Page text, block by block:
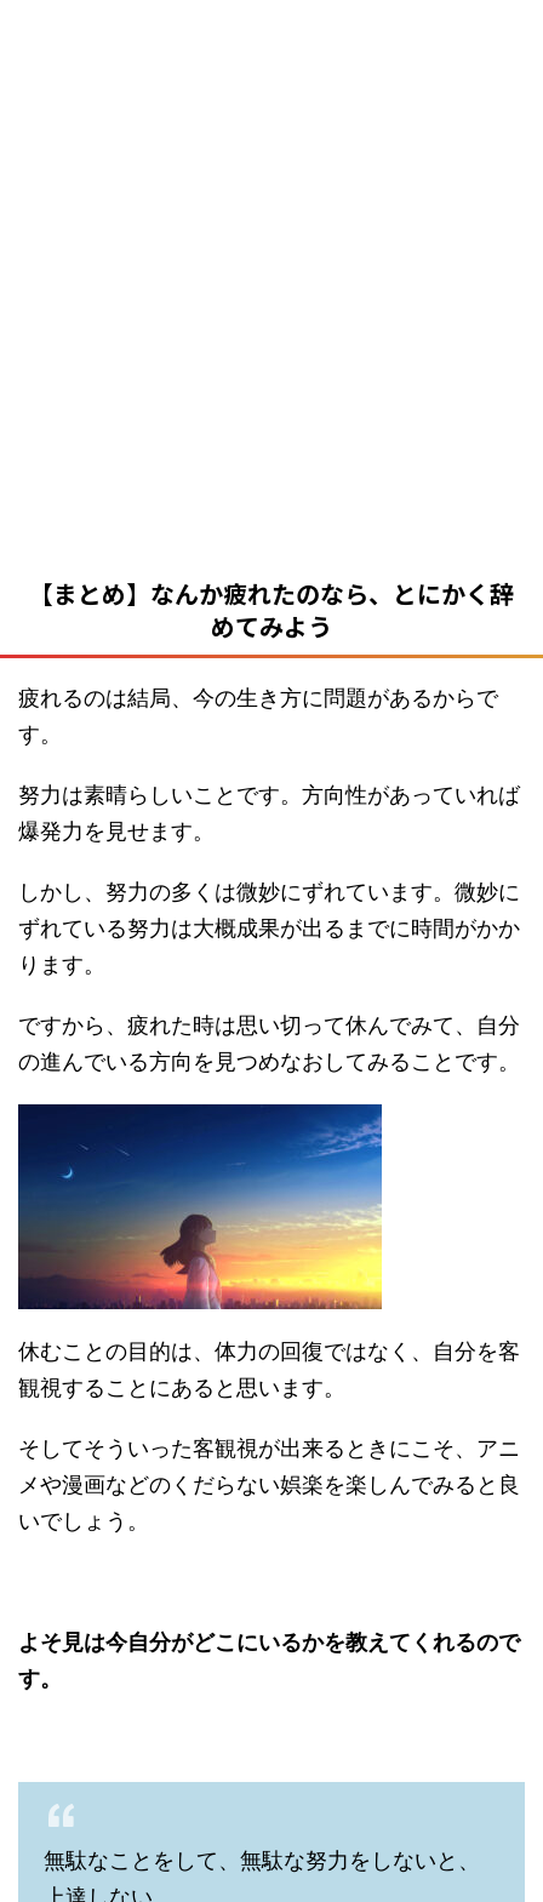
【まとめ】なんか疲れたのなら、とにかく辞
めてみよう
疲れるのは結局、今の生き方に問題があるからで
す。
努力は素晴らしいことです。方向性があっていれば
爆発力を見せます。
しかし、努力の多くは微妙にずれています。微妙に
ずれている努力は大概成果が出るまでに時間がかか
ります。
ですから、疲れた時は思い切って休んでみて、自分
の進んでいる方向を見つめなおしてみることです。
休むことの目的は、体力の回復ではなく、自分を客
観視することにあると思います。
そしてそういった客観視が出来るときにこそ、アニ
メや漫画などのくだらない娯楽を楽しんでみると良
いでしょう。
よそ見は今自分がどこにいるかを教えてくれるので
す。
無駄なことをして、無駄な努力をしないと、
上達しない